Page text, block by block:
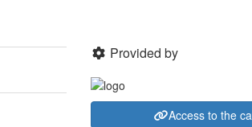
Provided by
Access to the